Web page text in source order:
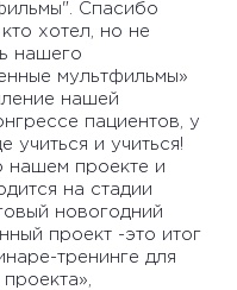
Спасибо
хотел, но не
нашего
мультфильмы»
нашей
пациентов, у
учиться и учиться!
нашем проекте и
на стадии
новогодний
проект -это итог
тренинге для